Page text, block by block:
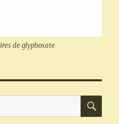
de glyphosate